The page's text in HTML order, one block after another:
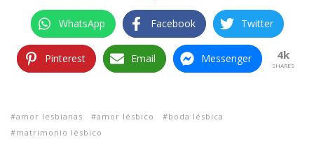
WhatsApp Facebook Twitter
Pinterest Email Messenger 4k
SHARES
amor lesbianas amor lésbico
boda lésbica
matrimonio lésbico